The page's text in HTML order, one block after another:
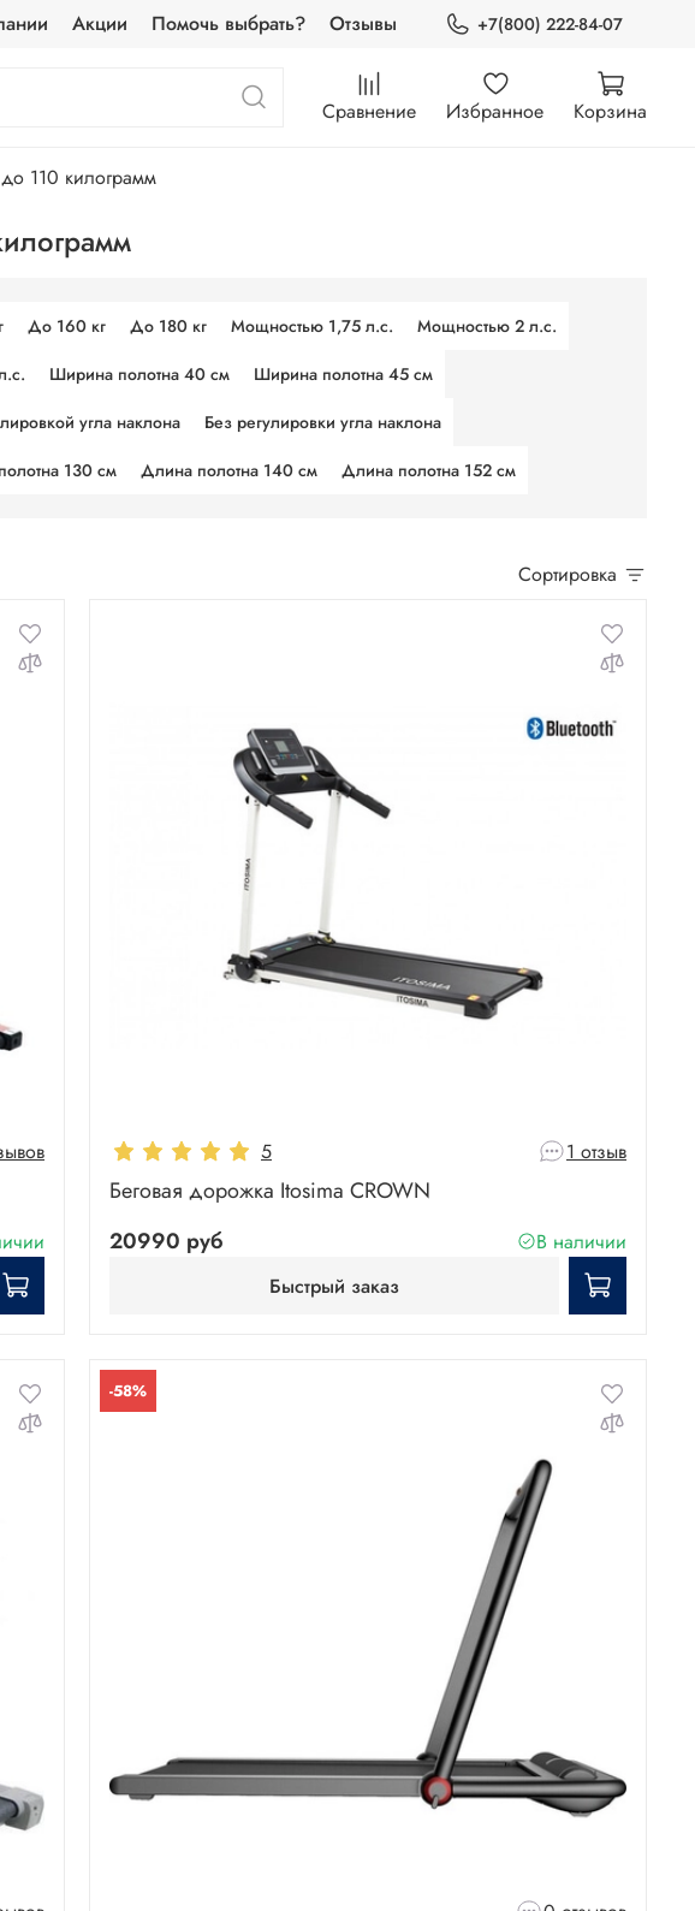
Акции Помочь выбрать? Отзывы +7(800) 222-84-07
Сравнение Избранное Корзина
110 килограмм
До 160 кг До 180 кг Мощностью 1,75 л.с.
Мощностью 2 л.с.
Ширина полотна 40 см
Ширина полотна 45 см
угла наклона
Без регулировки угла наклона
130 см Длина полотна 140 см Длина полотна 152 см
Сортировка
5 1 отзыв
Беговая дорожка Itosima CROWN
20990 руб
В наличии
Быстрый заказ
-58%